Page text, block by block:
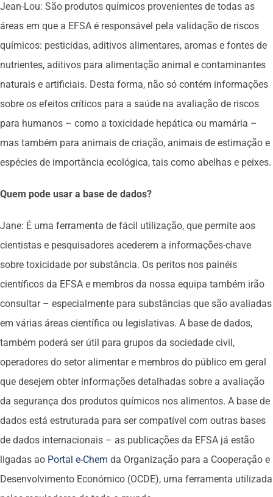
Jean-Lou: São produtos químicos provenientes de todas as
áreas em que a EFSA é responsável pela validação de riscos
químicos: pesticidas, aditivos alimentares, aromas e fontes de
nutrientes, aditivos para alimentação animal e contaminantes
naturais e artificiais. Desta forma, não só contém informações
sobre os efeitos críticos para a saúde na avaliação de riscos
para humanos – como a toxicidade hepática ou mamária –
mas também para animais de criação, animais de estimação e
espécies de importância ecológica, tais como abelhas e peixes.
Quem pode usar a base de dados?
Jane: É uma ferramenta de fácil utilização, que permite aos
cientistas e pesquisadores acederem a informações-chave
sobre toxicidade por substância. Os peritos nos painéis
científicos da EFSA e membros da nossa equipa também irão
consultar – especialmente para substâncias que são avaliadas
em várias áreas científica ou legislativas. A base de dados,
também poderá ser útil para grupos da sociedade civil,
operadores do setor alimentar e membros do público em geral
que desejem obter informações detalhadas sobre a avaliação
da segurança dos produtos químicos nos alimentos. A base de
dados está estruturada para ser compatível com outras bases
de dados internacionais – as publicações da EFSA já estão
ligadas ao Portal e-Chem da Organização para a Cooperação e
Desenvolvimento Económico (OCDE), uma ferramenta utilizada